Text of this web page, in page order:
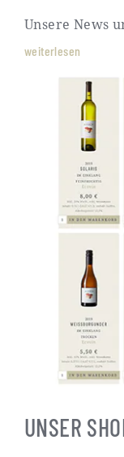
Unsere News
weiterlesen
UNSER